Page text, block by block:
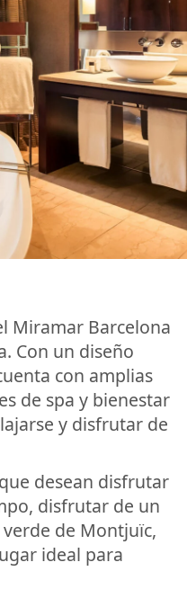
Miramar Barcelona
Con un diseño
con amplias
de spa y bienestar
y disfrutar de
desean disfrutar
disfrutar de un
de Montjuïc,
ideal para